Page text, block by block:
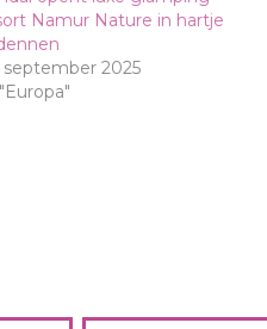
Namur Nature in hartje
2025